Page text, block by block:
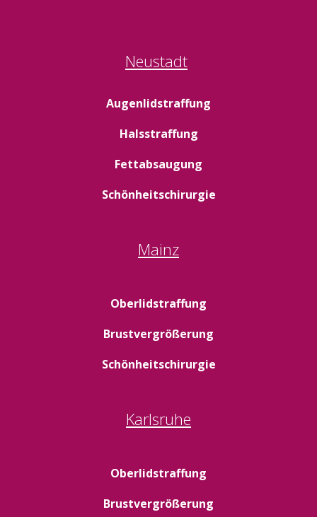
Neustadt
Augenlidstraffung
Halsstraffung
Fettabsaugung
Schönheitschirurgie
Mainz
Oberlidstraffung
Brustvergrößerung
Schönheitschirurgie
Karlsruhe
Oberlidstraffung
Brustvergrößerung